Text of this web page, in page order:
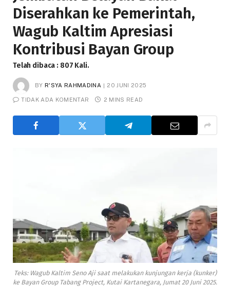
Diserahkan ke Pemerintah,
Wagub Kaltim Apresiasi
Kontribusi Bayan Group
Telah dibaca : 807 Kali.
BY R'SYA RAHMADINA 20 JUNI 2025
TIDAK ADA KOMENTAR 2 MINS READ
Teks: Wagub Kaltim Seno Aji saat melakukan kunjungan kerja (kunker)
ke Bayan Group Tabang Project, Kutai Kartanegara, Jumat 20 Juni 2025.